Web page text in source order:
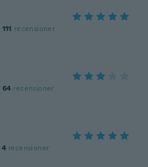
111 recensioner
64 recensioner
4 recensioner